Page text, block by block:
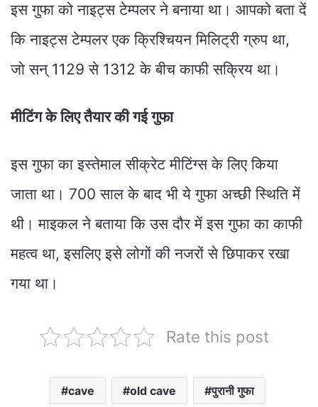
इस गुफा को नाइट्स टेम्पलर ने बनाया था। आपको बता दें
कि नाइट्स टेम्पलर एक क्रिश्चियन मिलिट्री ग्रुप था,
जो सन् 1129 से 1312 के बीच काफी सक्रिय था।
मीटिंग के लिए तैयार की गई गुफा
इस गुफा का इस्तेमाल सीक्रेट मीटिंग्स के लिए किया
जाता था। 700 साल के बाद भी ये गुफा अच्छी स्थिति में
थी। माइकल ने बताया कि उस दौर में इस गुफा का काफी
महत्व था, इसलिए इसे लोगों की नजरों से छिपाकर रखा
गया था।
Rate this post
cave old cave पुरानी गुफा